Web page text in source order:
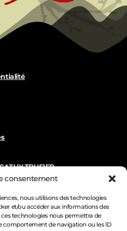
consentement
nous utilisons des technologies
et/ou accéder aux informations des
ces technologies nous permettra de
comportement de navigation ou les ID
TRUFIER